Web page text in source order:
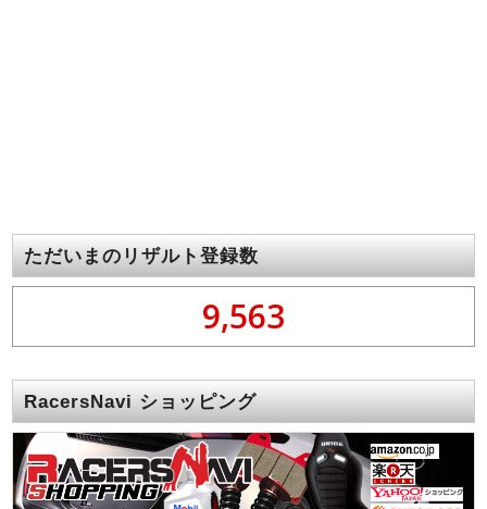
ただいまのリザルト登録数
9,563
RacersNavi ショッピング